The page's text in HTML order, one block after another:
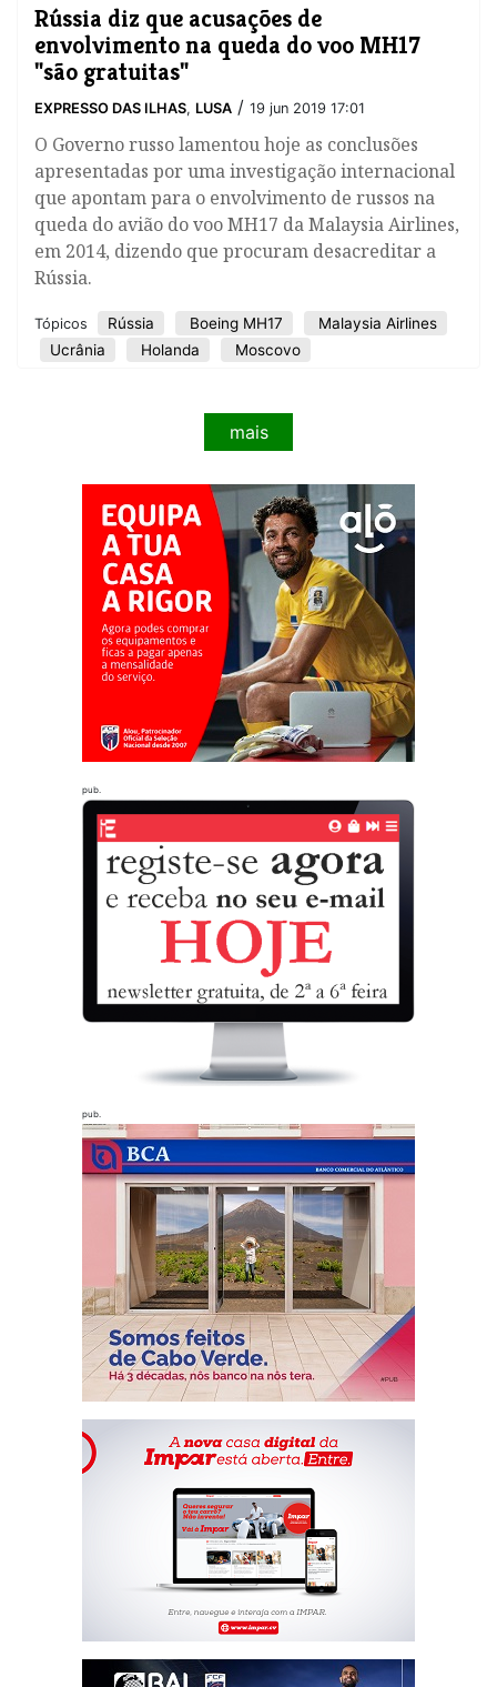
Rússia diz que acusações de
envolvimento na queda do voo MH17
"são gratuitas"
EXPRESSO DAS ILHAS, LUSA / 19 jun 2019 17:01
O Governo russo lamentou hoje as conclusões
apresentadas por uma investigação internacional
que apontam para o envolvimento de russos na
queda do avião do voo MH17 da Malaysia Airlines,
em 2014, dizendo que procuram desacreditar a
Rússia.
Tópicos Rússia Boeing MH17
Malaysia Airlines
Ucrânia
Holanda Moscovo
mais
pub.
pub.